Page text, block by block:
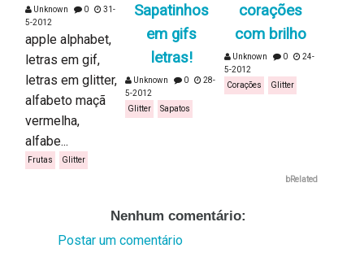
Unknown 0
31-
5-2012
apple alphabet,
letras em gif,
letras em glitter,
alfabeto maçã
vermelha,
alfabe...
Frutas Glitter
Sapatinhos
em gifs
letras!
Unknown 0
28-
5-2012
Glitter
Sapatos
corações
com brilho
Unknown 0
24-
5-2012
Corações
Glitter
bRelated
Nenhum comentário:
Postar um comentário